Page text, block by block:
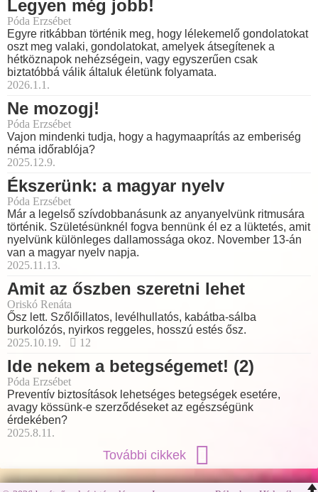
Legyen még jobb!
Póda Erzsébet
Egyre ritkábban történik meg, hogy lélekemelő gondolatokat
oszt meg valaki, gondolatokat, amelyek átsegítenek a
hétköznapok nehézségein, vagy egyszerűen csak
biztatóbbá válik általuk életünk folyamata.
2026.1.1.
Ne mozogj!
Póda Erzsébet
Vajon mindenki tudja, hogy a hagymaaprítás az emberiség
néma időrablója?
2025.12.9.
Ékszerünk: a magyar nyelv
Póda Erzsébet
Már a legelső szívdobbanásunk az anyanyelvünk ritmusára
történik. Születésünknél fogva bennünk él ez a lüktetés, amit
nyelvünk különleges dallamossága okoz. November 13-án
van a magyar nyelv napja.
2025.11.13.
Amit az őszben szeretni lehet
Oriskó Renáta
Ősz lett. Szőlőillatos, levélhullatós, kabátba-sálba
burkolózós, nyirkos reggeles, hosszú estés ősz.
2025.10.19.
12
Ide nekem a betegségemet! (2)
Póda Erzsébet
Preventív biztosítások lehetséges betegségek esetére,
avagy kössünk-e szerződéseket az egészségünk
érdekében?
2025.8.11.
További cikkek